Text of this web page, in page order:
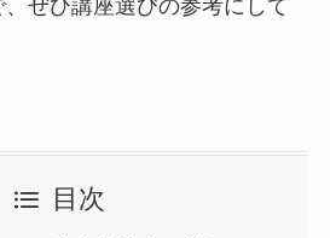
ぜひ講座選びの参考にして
目次